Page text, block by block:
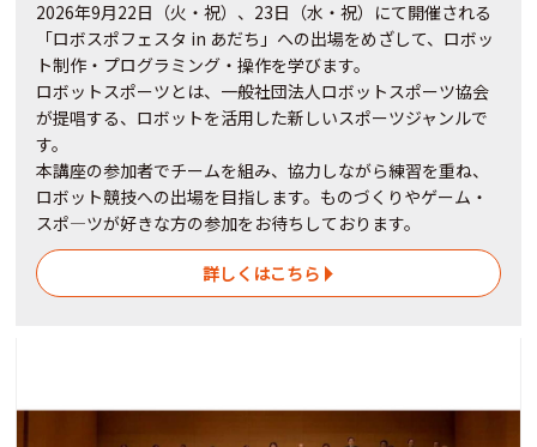
2026年9月22日（火・祝）、23日（水・祝）にて開催される
「ロボスポフェスタ in あだち」への出場をめざして、ロボッ
ト制作・プログラミング・操作を学びます。
ロボットスポーツとは、一般社団法人ロボットスポーツ協会
が提唱する、ロボットを活用した新しいスポーツジャンルで
す。
本講座の参加者でチームを組み、協力しながら練習を重ね、
ロボット競技への出場を目指します。ものづくりやゲーム・
スポ―ツが好きな方の参加をお待ちしております。
詳しくはこちら